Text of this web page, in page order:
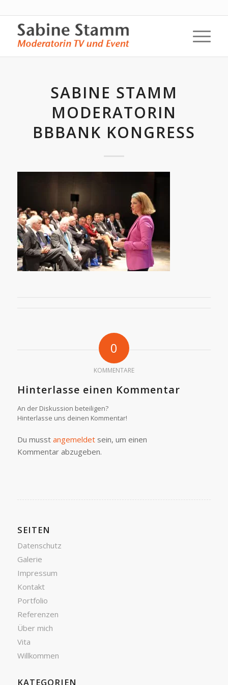
SABINE STAMM
MODERATORIN
BBBANK KONGRESS
0
KOMMENTARE
Hinterlasse einen Kommentar
An der Diskussion beteiligen?
Hinterlasse uns deinen Kommentar!
Du musst angemeldetsein, um einen
Kommentar abzugeben.
SEITEN
Datenschutz
Galerie
Impressum
Kontakt
Portfolio
Referenzen
Über mich
Vita
Willkommen
KATEGORIEN